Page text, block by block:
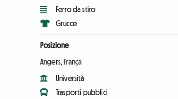
Ferro da stiro
Grucce
Posizione
Angers, França
Università
Trasporti pubblici